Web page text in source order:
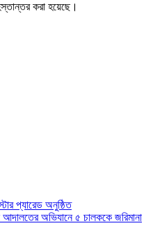
হস্তান্তর করা হয়েছে।
প্যারেড অনুষ্ঠিত
আদালতের অভিযানে ৫ চালককে জরিমানা